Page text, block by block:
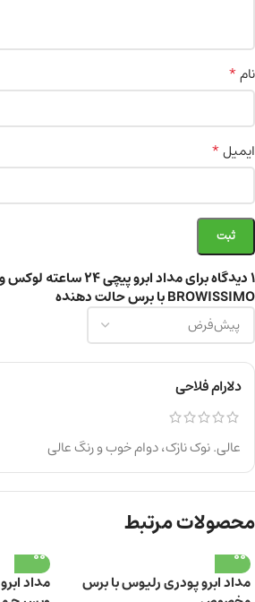
1 دیدگاه برای مداد ابرو پیچی 24
BROWISSIMO با برس حالت دهنده
دلارام فلاحی
عالی. نوک نازک، دوام خوب و رنگ عالی
نام*
ایمیل*
محصولات مرتبط
مداد ابرو پودری رلیوس با برس